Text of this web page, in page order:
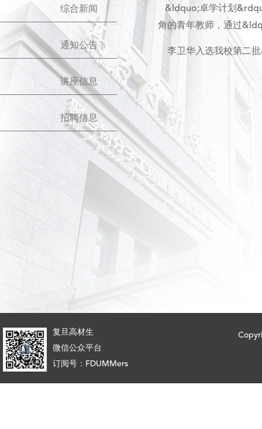
综合新闻
通知公告
讲座信息
招聘信息
&ldquo;卓学计划
角的青年教师，通过
李卫华入选我校第二
复旦高材生
微信公众平台
订阅号：FDUMMers